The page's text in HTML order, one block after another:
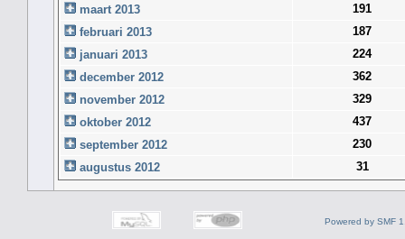
maart 2013
191
februari 2013
187
januari 2013
224
december 2012
362
november 2012
329
oktober 2012
437
september 2012
230
augustus 2012
31
Powered by SMF